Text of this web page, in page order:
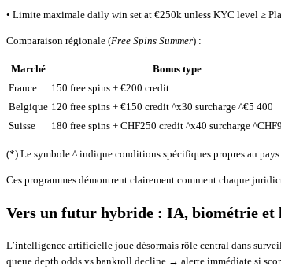
• Limite maximale daily win set at €250k unless KYC level ≥
Comparaison régionale (Free Spins Summer) :
Marché Bonus type
France
150 free spins + €200 credit
Belgique 120 free spins + €150 credit ^x30 surcharge ^€5 400
Suisse
180 free spins + CHF250 credit ^x40 surcharge
(*) Le symbole ^ indique conditions spécifiques propres au
Ces programmes démontrent clairement comment chaque
Vers un futur hybride : IA, biométrie et
L’intelligence artificielle joue désormais rôle central dans
queue depth odds vs bankroll decline → alerte immédiate si